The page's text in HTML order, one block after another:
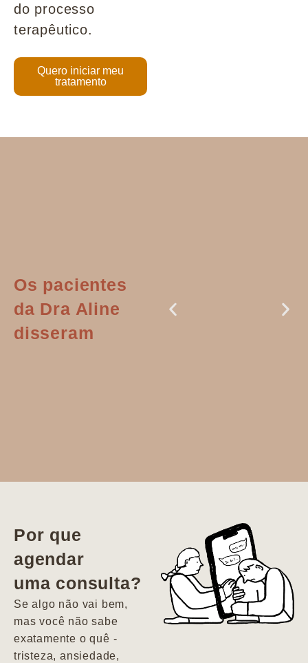
do processo
terapêutico.
Quero iniciar meu
tratamento
Os pacientes
da Dra Aline
disseram
vida. Ela me
encontrou num
estado misto de
depressão e
agitação com
pensamentos
Por que
agendar
uma consulta?
Se algo não vai bem,
mas você não sabe
exatamente o quê -
tristeza, ansiedade,